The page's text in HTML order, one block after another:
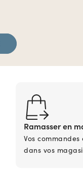
Ramasser en
Vos
dans vos